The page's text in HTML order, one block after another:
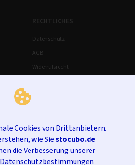
Cookies von Drittanbietern.
wie Siestocubo.de
die Verbesserung unserer
Datenschutzbestimmungen
RECHTLICHES
Datenschutz
AGB
Widerrufsrecht